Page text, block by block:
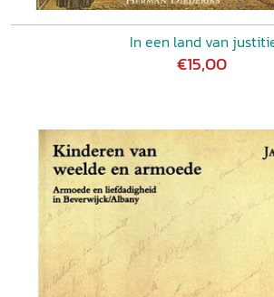
In een land van
€15,00